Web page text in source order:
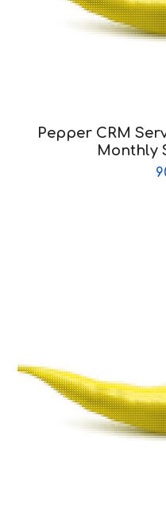
Pepper CRM
Monthly